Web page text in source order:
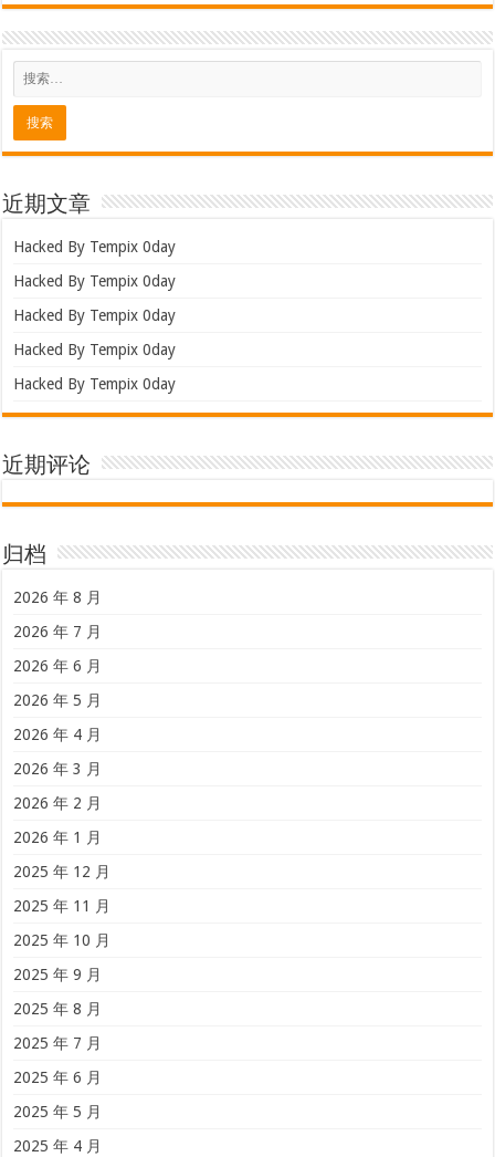
近期文章
Hacked By Tempix 0day
Hacked By Tempix 0day
Hacked By Tempix 0day
Hacked By Tempix 0day
Hacked By Tempix 0day
近期评论
归档
2026 年 8 月
2026 年 7 月
2026 年 6 月
2026 年 5 月
2026 年 4 月
2026 年 3 月
2026 年 2 月
2026 年 1 月
2025 年 12 月
2025 年 11 月
2025 年 10 月
2025 年 9 月
2025 年 8 月
2025 年 7 月
2025 年 6 月
2025 年 5 月
2025 年 4 月